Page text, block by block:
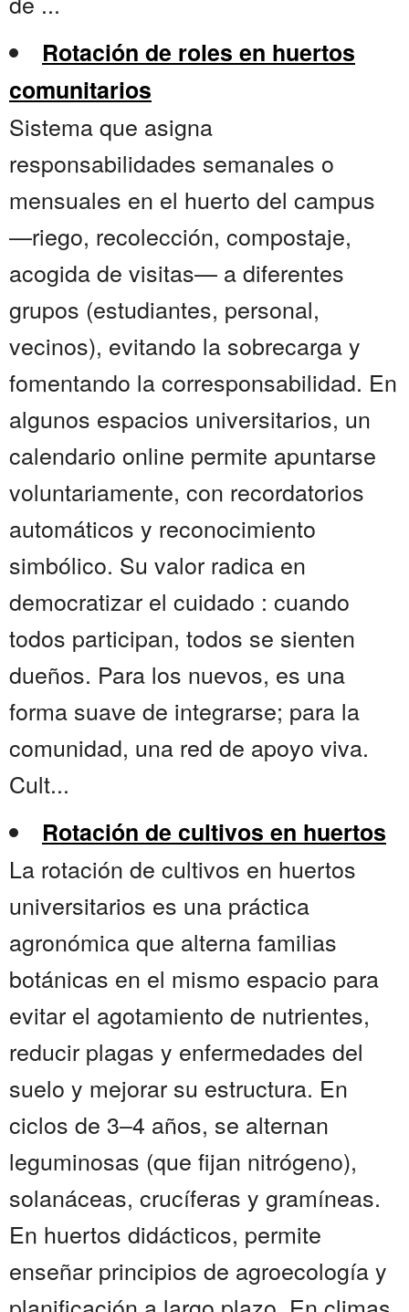
Rotación de roles en huertos
comunitarios
Sistema que asigna
responsabilidades semanales o
mensuales en el huerto del campus
—riego, recolección, compostaje,
acogida de visitas— a diferentes
grupos (estudiantes, personal,
vecinos), evitando la sobrecarga y
fomentando la corresponsabilidad. En
algunos espacios universitarios, un
calendario online permite apuntarse
voluntariamente, con recordatorios
automáticos y reconocimiento
simbólico. Su valor radica en
democratizar el cuidado : cuando
todos participan, todos se sienten
dueños. Para los nuevos, es una
forma suave de integrarse; para la
comunidad, una red de apoyo viva.
Cult...
Rotación de cultivos en huertos
La rotación de cultivos en huertos
universitarios es una práctica
agronómica que alterna familias
botánicas en el mismo espacio para
evitar el agotamiento de nutrientes,
reducir plagas y enfermedades del
suelo y mejorar su estructura. En
ciclos de 3–4 años, se alternan
leguminosas (que fijan nitrógeno),
solanáceas, crucíferas y gramíneas.
En huertos didácticos, permite
enseñar principios de agroecología y